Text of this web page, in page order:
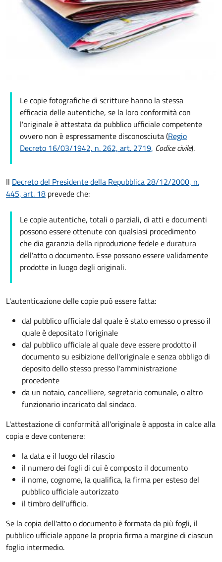
Le copie fotografiche di scritture hanno la stessa
efficacia delle autentiche, se la loro conformità con
l'originale è attestata da pubblico ufficiale competente
ovvero non è espressamente disconosciuta (Regio
Decreto 16/03/1942, n. 262, art. 2719, Codice civile).
Il Decreto del Presidente della Repubblica 28/12/2000, n.
445, art. 18 prevede che:
Le copie autentiche, totali o parziali, di atti e documenti
possono essere ottenute con qualsiasi procedimento
che dia garanzia della riproduzione fedele e duratura
dell'atto o documento. Esse possono essere validamente
prodotte in luogo degli originali.
L'autenticazione delle copie può essere fatta:
dal pubblico ufficiale dal quale è stato emesso o presso il
quale è depositato l'originale
dal pubblico ufficiale al quale deve essere prodotto il
documento su esibizione dell'originale e senza obbligo di
deposito dello stesso presso l'amministrazione
procedente
da un notaio, cancelliere, segretario comunale, o altro
funzionario incaricato dal sindaco.
L'attestazione di conformità all'originale è apposta in calce alla
copia e deve contenere:
la data e il luogo del rilascio
il numero dei fogli di cui è composto il documento
il nome, cognome, la qualifica, la firma per esteso del
pubblico ufficiale autorizzato
il timbro dell'ufficio.
Se la copia dell'atto o documento è formata da più fogli, il
pubblico ufficiale appone la propria firma a margine di ciascun
foglio intermedio.